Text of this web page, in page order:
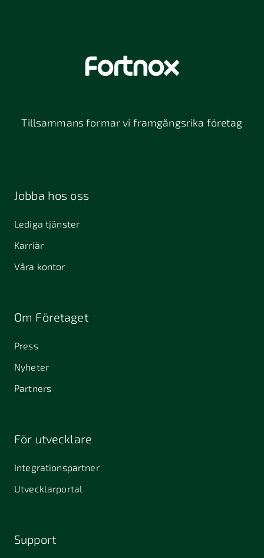
Tillsammans formar vi framgångsrika företag
Jobba hos oss
Lediga tjänster
Karriär
Våra kontor
Om Företaget
Press
Nyheter
Partners
För utvecklare
Integrationspartner
Utvecklarportal
Support